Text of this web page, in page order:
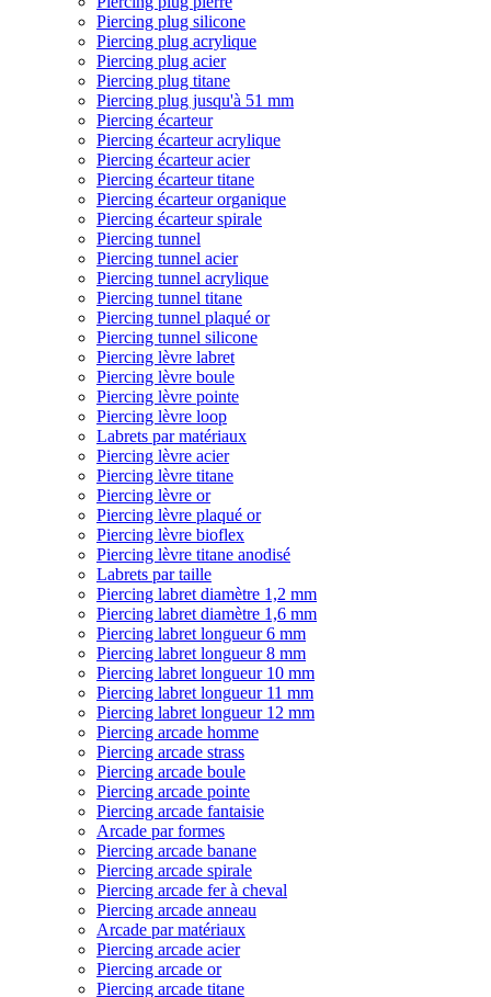
Piercing plug silicone
Piercing plug acrylique
Piercing plug acier
Piercing plug titane
Piercing plug jusqu'à 51 mm
Piercing écarteur
Piercing écarteur acrylique
Piercing écarteur acier
Piercing écarteur titane
Piercing écarteur organique
Piercing écarteur spirale
Piercing tunnel
Piercing tunnel acier
Piercing tunnel acrylique
Piercing tunnel titane
Piercing tunnel plaqué or
Piercing tunnel silicone
Piercing lèvre labret
Piercing lèvre boule
Piercing lèvre pointe
Piercing lèvre loop
Labrets par matériaux
Piercing lèvre acier
Piercing lèvre titane
Piercing lèvre or
Piercing lèvre plaqué or
Piercing lèvre bioflex
Piercing lèvre titane anodisé
Labrets par taille
Piercing labret diamètre 1,2 mm
Piercing labret diamètre 1,6 mm
Piercing labret longueur 6 mm
Piercing labret longueur 8 mm
Piercing labret longueur 10 mm
Piercing labret longueur 11 mm
Piercing labret longueur 12 mm
Piercing arcade homme
Piercing arcade strass
Piercing arcade boule
Piercing arcade pointe
Piercing arcade fantaisie
Arcade par formes
Piercing arcade banane
Piercing arcade spirale
Piercing arcade fer à cheval
Piercing arcade anneau
Arcade par matériaux
Piercing arcade acier
Piercing arcade or
Piercing arcade titane